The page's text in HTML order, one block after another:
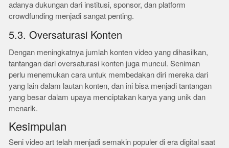
adanya dukungan dari institusi, sponsor, dan platform
crowdfunding menjadi sangat penting.
5.3. Oversaturasi Konten
Dengan meningkatnya jumlah konten video yang dihasilkan,
tantangan dari oversaturasi konten juga muncul. Seniman
perlu menemukan cara untuk membedakan diri mereka dari
yang lain dalam lautan konten, dan ini bisa menjadi tantangan
yang besar dalam upaya menciptakan karya yang unik dan
menarik.
Kesimpulan
Seni video art telah menjadi semakin populer di era digital saat